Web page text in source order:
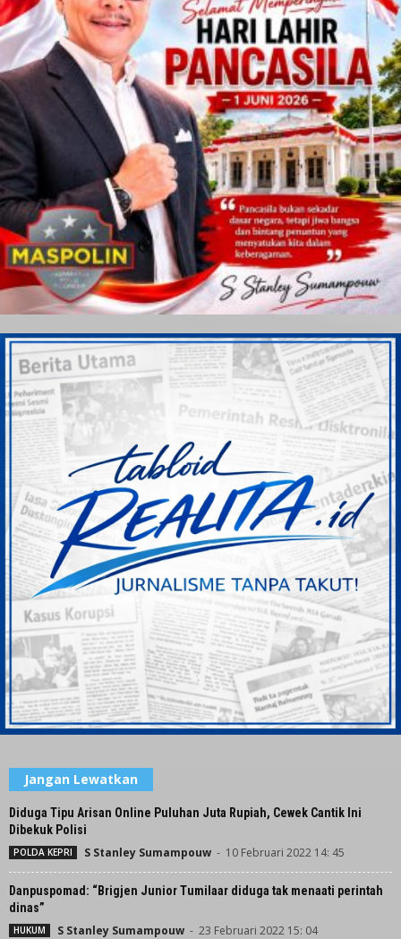
Jangan Lewatkan
Diduga Tipu Arisan Online Puluhan Juta Rupiah, Cewek Cantik Ini
Dibekuk Polisi
POLDA KEPRI S Stanley Sumampouw - 10 Februari 2022 14: 45
Danpuspomad: “Brigjen Junior Tumilaar diduga tak menaati perintah
dinas”
HUKUM S Stanley Sumampouw - 23 Februari 2022 15: 04